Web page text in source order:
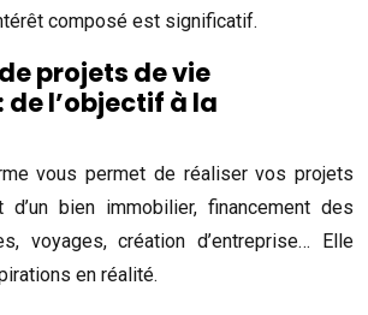
composé est significatif.
projets de vie
l’objectif à la
vous permet de réaliser vos projets
d’un bien immobilier, financement des
voyages, création d’entreprise… Elle
en réalité.